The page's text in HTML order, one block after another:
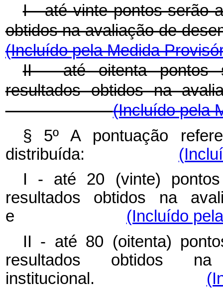
I - até vinte pontos serão
obtidos na avaliação de
(Incluído pela Medida
II - até oitenta pontos
resultados obtidos na
(Incluído pela
§ 5º A pontuação
distribuída:
I - até 20 (vinte)
resultados obtidos na
e (Incluído
II - até 80 (oitenta)
resultados obtidos
institucional.